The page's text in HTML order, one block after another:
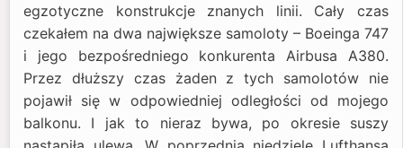
egzotyczne konstrukcje znanych linii. Cały czas
czekałem na dwa największe samoloty – Boeinga 747
i jego bezpośredniego konkurenta Airbusa A380.
Przez dłuższy czas żaden z tych samolotów nie
pojawił się w odpowiedniej odległości od mojego
balkonu. I jak to nieraz bywa, po okresie suszy